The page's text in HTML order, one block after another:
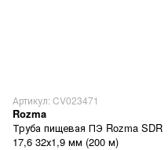
Артикул: CV023471
Rozma
Труба пищевая ПЭ Rozma SDR
17,6 32х1,9 мм (200 м)